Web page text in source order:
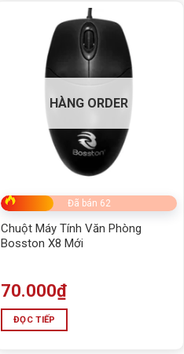
HÀNG ORDER
Đã bán 62
Chuột Máy Tính Văn Phòng
Bosston X8 Mới
70.000₫
ĐỌC TIẾP